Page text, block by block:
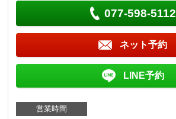
077-598-5112
ネット予約
LINE予約
営業時間